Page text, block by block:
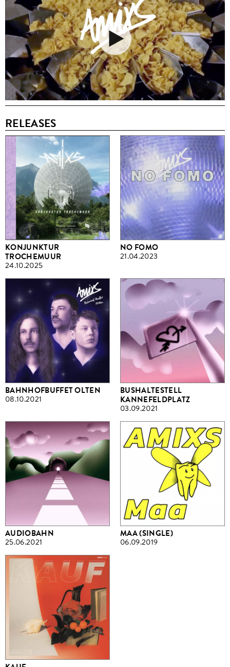
RELEASES
KONJUNKTUR
TROCHEMUUR
24.10.2025
NO FOMO
21.04.2023
BAHNHOFBUFFET OLTEN
08.10.2021
BUSHALTESTELL
KANNEFELDPLATZ
03.09.2021
AUDIOBAHN
25.06.2021
MAA (SINGLE)
06.09.2019